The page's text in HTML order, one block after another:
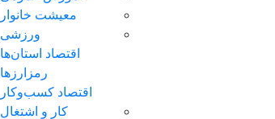
معیشت خانوار
ورزشی
اقتصاد استان‌ها
رمزارزها
اقتصاد کسب‌و‌کار
کار و اشتغال